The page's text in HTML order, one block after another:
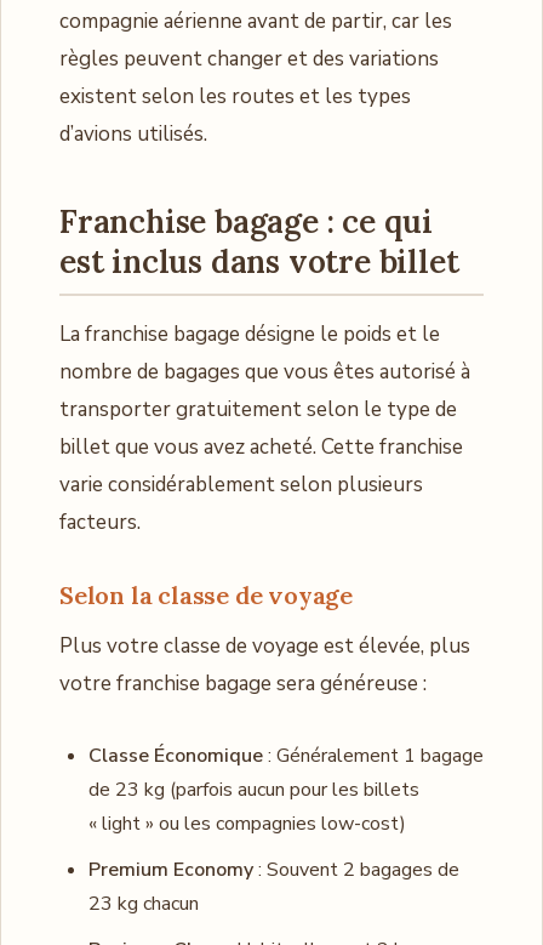
compagnie aérienne avant de partir, car les
règles peuvent changer et des variations
existent selon les routes et les types
d’avions utilisés.
Franchise bagage : ce qui
est inclus dans votre billet
La franchise bagage désigne le poids et le
nombre de bagages que vous êtes autorisé à
transporter gratuitement selon le type de
billet que vous avez acheté. Cette franchise
varie considérablement selon plusieurs
facteurs.
Selon la classe de voyage
Plus votre classe de voyage est élevée, plus
votre franchise bagage sera généreuse :
Classe Économique: Généralement 1 bagage
de 23 kg (parfois aucun pour les billets
« light » ou les compagnies low-cost)
Premium Economy: Souvent 2 bagages de
23 kg chacun